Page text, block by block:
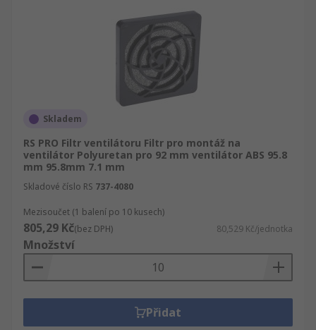
Skladem
RS PRO Filtr ventilátoru Filtr pro montáž na
ventilátor Polyuretan pro 92 mm ventilátor ABS 95.8
mm 95.8mm 7.1 mm
Skladové číslo RS 737-4080
Mezisoučet (1 balení po 10 kusech)
805,29 Kč(bez DPH) 80,529 Kč/jednotka
Množství
Přidat